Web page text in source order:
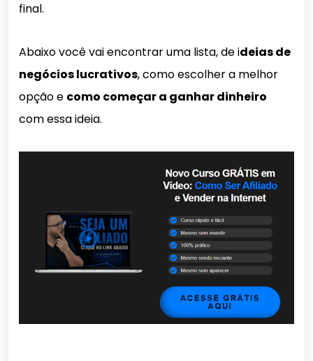
final.
Abaixo você vai encontrar uma lista, de ideias de
negócios lucrativos, como escolher a melhor
opção e como começar a ganhar dinheiro
com essa ideia.